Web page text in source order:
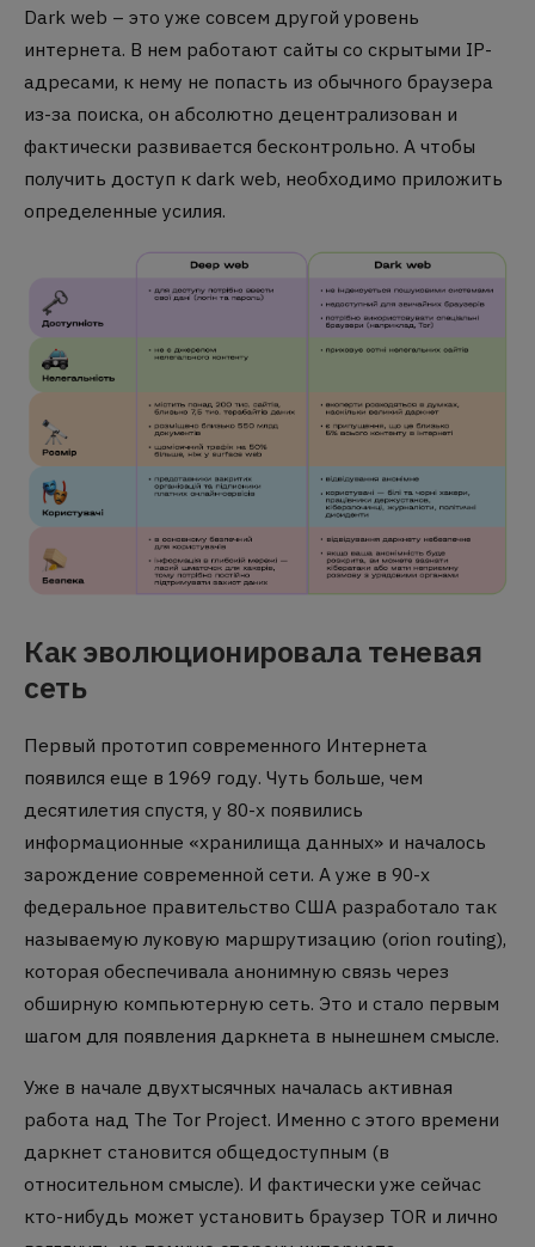
Dark web – это уже совсем другой уровень
интернета. В нем работают сайты со скрытыми IP-
адресами, к нему не попасть из обычного браузера
из-за поиска, он абсолютно децентрализован и
фактически развивается бесконтрольно. А чтобы
получить доступ к dark web, необходимо приложить
определенные усилия.
Как эволюционировала теневая
сеть
Первый прототип современного Интернета
появился еще в 1969 году. Чуть больше, чем
десятилетия спустя, у 80-х появились
информационные «хранилища данных» и началось
зарождение современной сети. А уже в 90-х
федеральное правительство США разработало так
называемую луковую маршрутизацию (orion routing),
которая обеспечивала анонимную связь через
обширную компьютерную сеть. Это и стало первым
шагом для появления даркнета в нынешнем смысле.
Уже в начале двухтысячных началась активная
работа над The ​​Tor Project. Именно с этого времени
даркнет становится общедоступным (в
относительном смысле). И фактически уже сейчас
кто-нибудь может установить браузер TOR и лично